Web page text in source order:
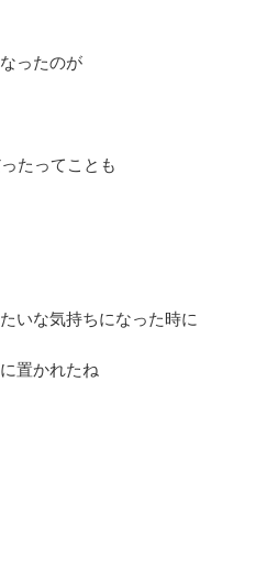
ったのが
たってことも
いな気持ちになった時に
置かれたね